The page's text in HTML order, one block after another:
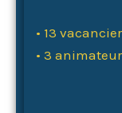
• 13
• 3